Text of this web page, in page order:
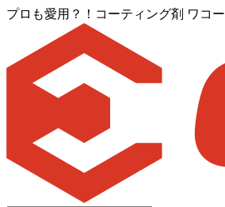
プロも愛用？！コーティング剤 ワコ